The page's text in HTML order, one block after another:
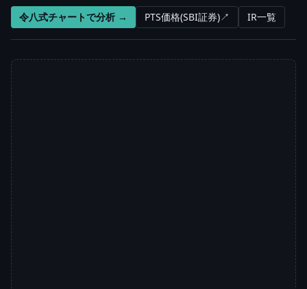
令八式チャートで分析 → PTS価格(SBI証券)↗ IR一覧